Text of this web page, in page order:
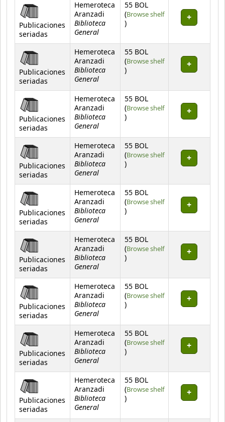
Publicaciones
seriadas
Hemeroteca
Aranzadi
Biblioteca
General
55 BOL
(Browse shelf
(Opens below)
)
Publicaciones
seriadas
Hemeroteca
Aranzadi
Biblioteca
General
55 BOL
(Browse shelf
(Opens below)
)
Publicaciones
seriadas
Hemeroteca
Aranzadi
Biblioteca
General
55 BOL
(Browse shelf
(Opens below)
)
Publicaciones
seriadas
Hemeroteca
Aranzadi
Biblioteca
General
55 BOL
(Browse shelf
(Opens below)
)
Publicaciones
seriadas
Hemeroteca
Aranzadi
Biblioteca
General
55 BOL
(Browse shelf
(Opens below)
)
Publicaciones
seriadas
Hemeroteca
Aranzadi
Biblioteca
General
55 BOL
(Browse shelf
(Opens below)
)
Publicaciones
seriadas
Hemeroteca
Aranzadi
Biblioteca
General
55 BOL
(Browse shelf
(Opens below)
)
Publicaciones
seriadas
Hemeroteca
Aranzadi
Biblioteca
General
55 BOL
(Browse shelf
(Opens below)
)
Publicaciones
seriadas
Hemeroteca
Aranzadi
Biblioteca
General
55 BOL
(Browse shelf
(Opens below)
)